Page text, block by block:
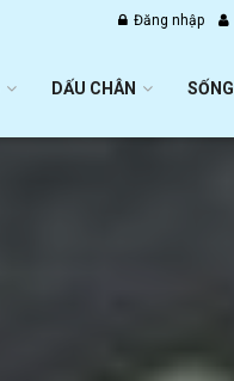
Đăng nhập
DẤU CHÂN SỐNG